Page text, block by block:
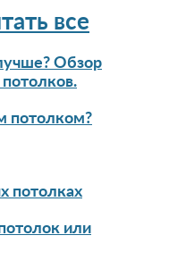
все
Обзор
потолком?
потолках
или